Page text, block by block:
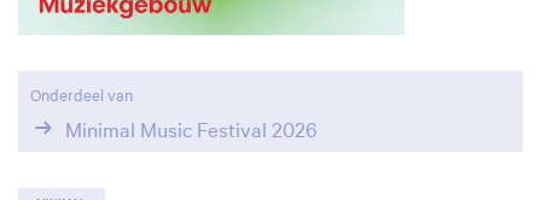
Onderdeel van
Minimal Music Festival 2026